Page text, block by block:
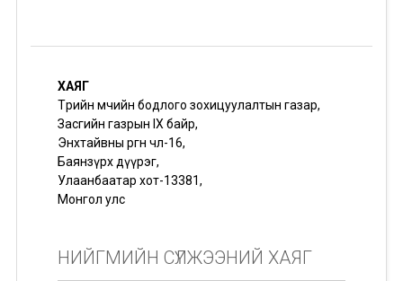
ХАЯГ
Төрийн өмчийн бодлого зохицуулалтын газар,
Засгийн газрын IX байр,
Энхтайвны өргөн чөлөө-16,
Баянзүрх дүүрэг,
Улаанбаатар хот-13381,
Монгол улс
НИЙГМИЙН СҮЛЖЭЭНИЙ ХАЯГ